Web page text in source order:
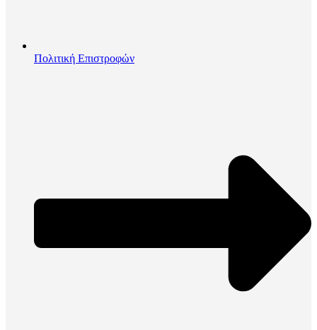
Πολιτική Επιστροφών